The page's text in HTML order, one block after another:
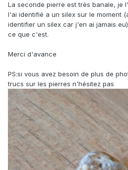
La seconde pierre est très banale, je
l'ai identifié a un silex sur le moment
identifier un silex car j'en ai jamais
ce que c'est.
Merci d'avance
PS:si vous avez besoin de plus de
trucs sur les pierres n'hésitez pas